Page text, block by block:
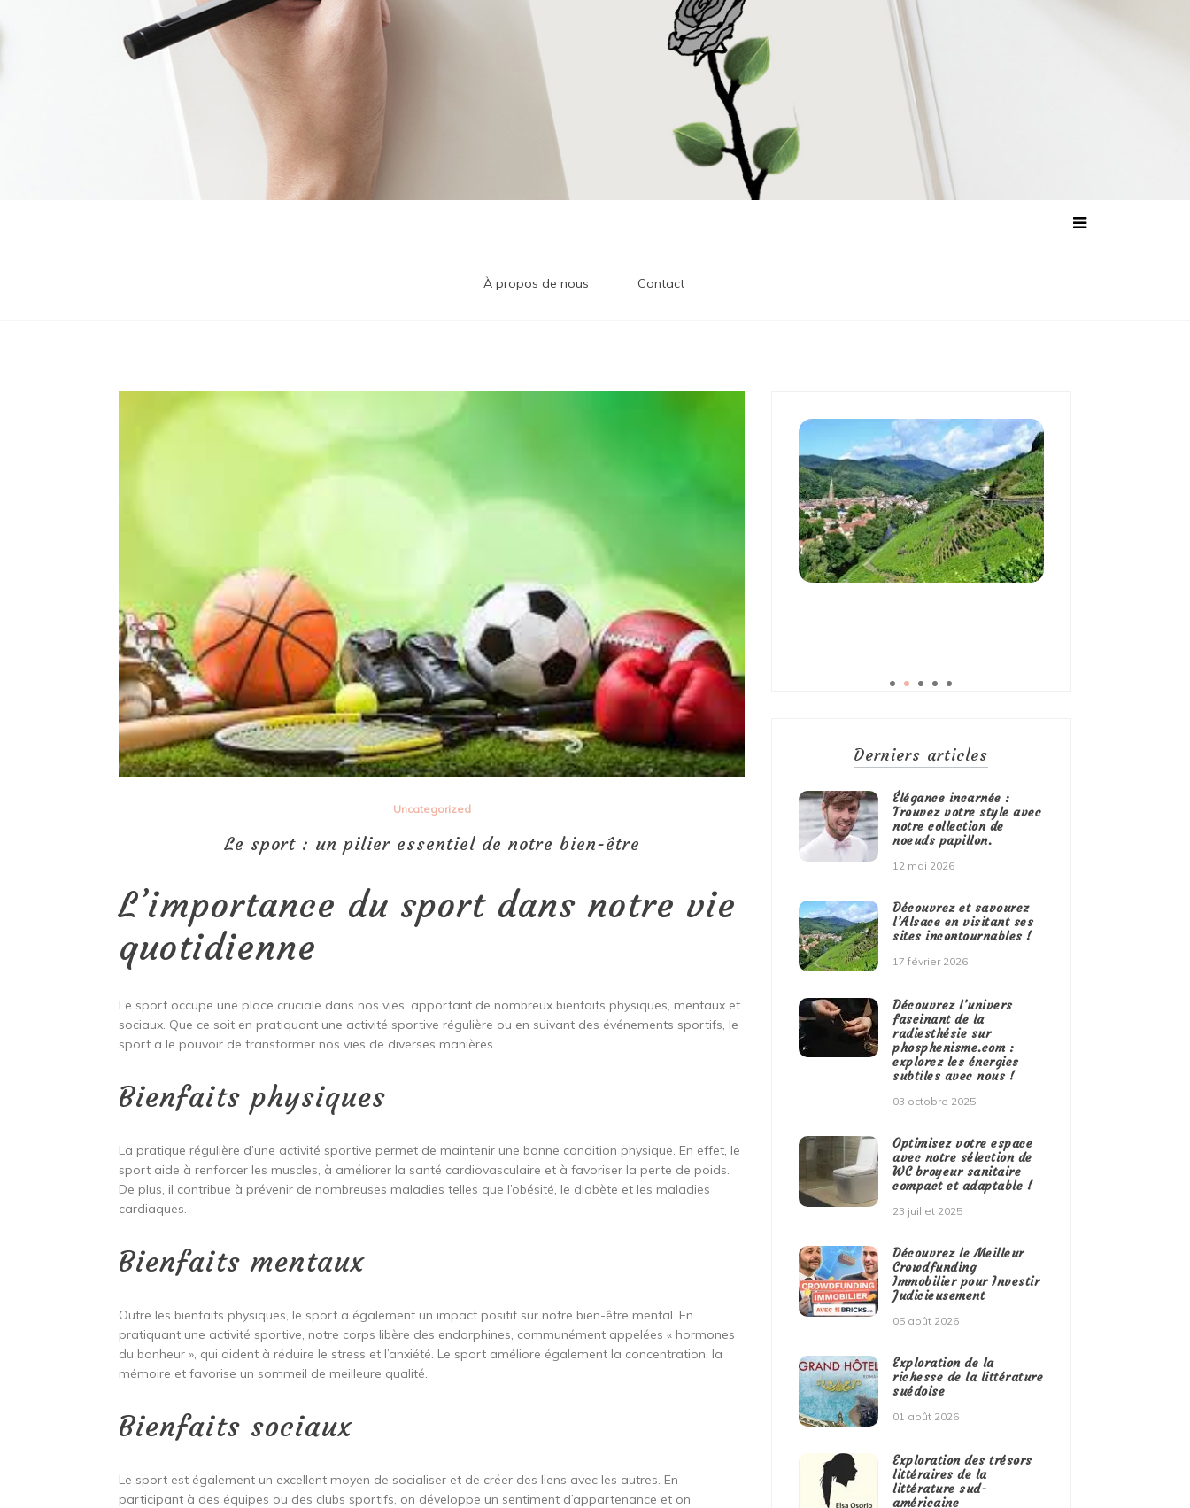
À propos de nous Contact
Uncategorized
Le sport : un pilier essentiel de notre bien-être
L’importance du sport dans notre vie
quotidienne
Le sport occupe une place cruciale dans nos vies, apportant de nombreux bienfaits physiques, mentaux et
sociaux. Que ce soit en pratiquant une activité sportive régulière ou en suivant des événements sportifs, le
sport a le pouvoir de transformer nos vies de diverses manières.
Bienfaits physiques
La pratique régulière d’une activité sportive permet de maintenir une bonne condition physique. En effet, le
sport aide à renforcer les muscles, à améliorer la santé cardiovasculaire et à favoriser la perte de poids.
De plus, il contribue à prévenir de nombreuses maladies telles que l’obésité, le diabète et les maladies
cardiaques.
Bienfaits mentaux
Outre les bienfaits physiques, le sport a également un impact positif sur notre bien-être mental. En
pratiquant une activité sportive, notre corps libère des endorphines, communément appelées « hormones
du bonheur », qui aident à réduire le stress et l’anxiété. Le sport améliore également la concentration, la
mémoire et favorise un sommeil de meilleure qualité.
Bienfaits sociaux
Le sport est également un excellent moyen de socialiser et de créer des liens avec les autres. En
participant à des équipes ou des clubs sportifs, on développe un sentiment d’appartenance et on
Derniers articles
Élégance incarnée :
Trouvez votre style avec
notre collection de
noeuds papillon.
12 mai 2026
Découvrez et savourez
l’Alsace en visitant ses
sites incontournables !
17 février 2026
Découvrez l’univers
fascinant de la
radiesthésie sur
phosphenisme.com :
explorez les énergies
subtiles avec nous !
03 octobre 2025
Optimisez votre espace
avec notre sélection de
WC broyeur sanitaire
compact et adaptable !
23 juillet 2025
Découvrez le Meilleur
Crowdfunding
Immobilier pour Investir
Judicieusement
05 août 2026
Exploration de la
richesse de la littérature
suédoise
01 août 2026
Exploration des trésors
littéraires de la
littérature sud-
américaine